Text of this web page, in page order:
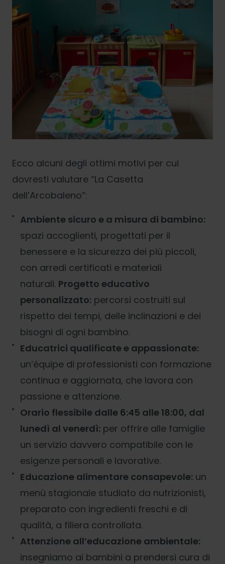
Ecco alcuni degli ottimi motivi per cui
dovresti valutare “La Casetta
dell’Arcobaleno”:
Ambiente sicuro e a misura di bambino:
spazi accoglienti, progettati per il
benessere e la sicurezza dei più piccoli,
con arredi certificati e materiali
naturali. Progetto educativo
personalizzato: percorsi costruiti sul
rispetto dei tempi, delle inclinazioni e dei
bisogni di ogni bambino.
Educatrici qualificate e appassionate:
un’équipe di professionisti con formazione
continua e aggiornata, che lavora con
passione e attenzione.
Orario flessibile dalle 6:45 alle 18:00, dal
lunedì al venerdì: per offrire alle famiglie
un servizio davvero compatibile con le
esigenze personali e lavorative.
Educazione alimentare consapevole: un
menù stagionale studiato da nutrizionisti,
preparato con ingredienti freschi e di
qualità, a filiera controllata.
Attenzione all’educazione ambientale:
insegniamo ai bambini a prendersi cura di